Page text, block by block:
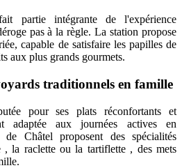
partie intégrante de l'expérience
pas à la règle. La station propose
capable de satisfaire les papilles de
aux plus grands gourmets.
traditionnels en famille
pour ses plats réconfortants et
adaptée aux journées actives en
de Châtel proposent des spécialités
, la raclette ou la tartiflette , des mets